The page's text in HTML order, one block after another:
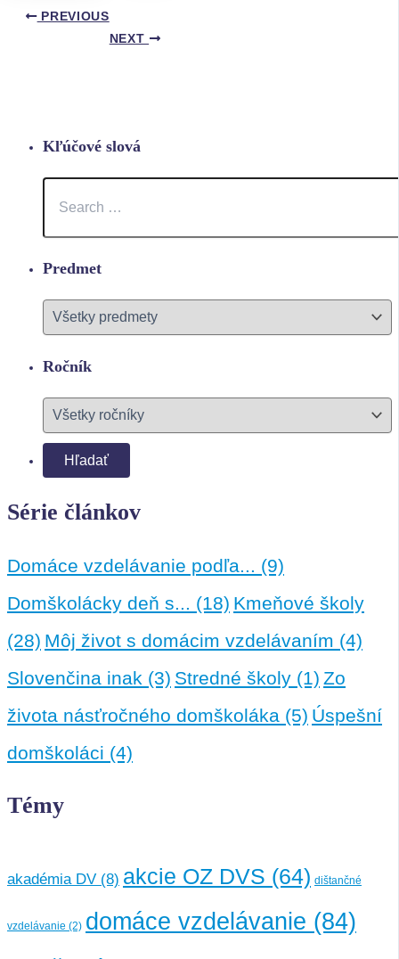
PREVIOUS
NEXT
Kľúčové slová
Predmet
Ročník
Série článkov
Domáce vzdelávanie podľa... (9)
Domškolácky deň s... (18) Kmeňové školy
(28) Môj život s domácim vzdelávaním (4)
Slovenčina inak (3) Stredné školy (1) Zo
života násťročného domškoláka (5) Úspešní
domškoláci (4)
Témy
akadémia DV (8) akcie OZ DVS (64) dištančné
vzdelávanie (2) domáce vzdelávanie (84)